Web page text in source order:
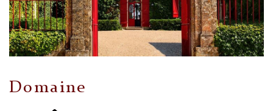
Domaine